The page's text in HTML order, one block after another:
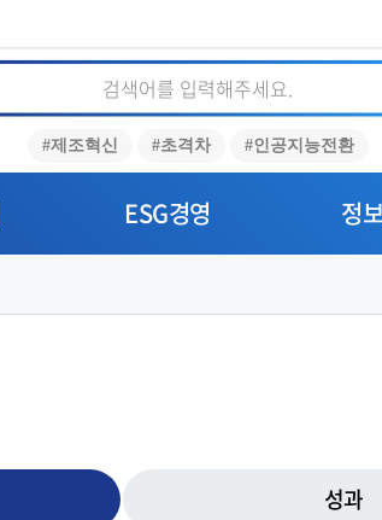
#제조혁신 #초격차 #인공지능전환
ESG경영 정
성과